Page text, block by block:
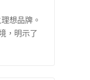
想品牌。
，明示了